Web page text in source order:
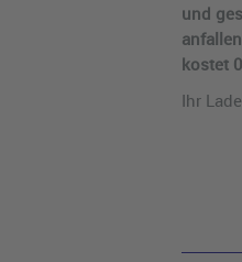
und
kostet
Ihr